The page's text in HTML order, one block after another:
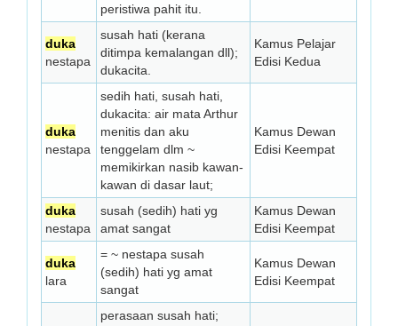
peristiwa pahit itu.
duka
nestapa
susah hati (kerana
ditimpa kemalangan dll);
dukacita.
Kamus Pelajar
Edisi Kedua
duka
nestapa
sedih hati, susah hati,
dukacita: air mata Arthur
menitis dan aku
tenggelam dlm ~
memikirkan nasib kawan-
kawan di dasar laut;
Kamus Dewan
Edisi Keempat
duka
nestapa
susah (sedih) hati yg
amat sangat
Kamus Dewan
Edisi Keempat
duka
lara
= ~ nestapa susah
(sedih) hati yg amat
sangat
Kamus Dewan
Edisi Keempat
perasaan susah hati;